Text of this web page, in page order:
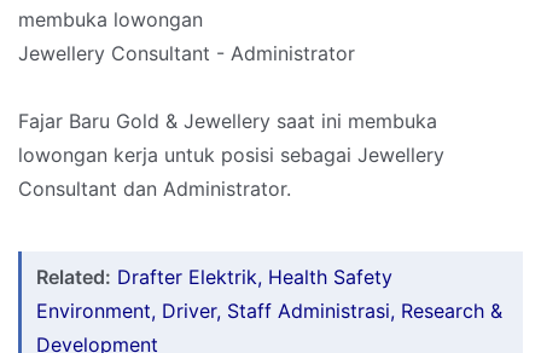
membuka lowongan
Jewellery Consultant - Administrator
Fajar Baru Gold & Jewellery saat ini membuka
lowongan kerja untuk posisi sebagai Jewellery
Consultant dan Administrator.
Related: Drafter Elektrik, Health Safety
Environment, Driver, Staff Administrasi, Research &
Development